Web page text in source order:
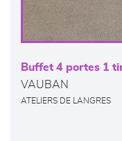
Buffet 4 portes 1
VAUBAN
ATELIERS DE LANGRES